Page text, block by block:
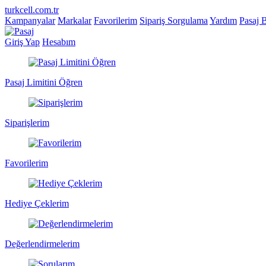
turkcell.com.tr
Kampanyalar Markalar Favorilerim Sipariş Sorgulama Yardım Pasaj
Giriş Yap Hesabım
Pasaj Limitini Öğren
Siparişlerim
Favorilerim
Hediye Çeklerim
Değerlendirmelerim